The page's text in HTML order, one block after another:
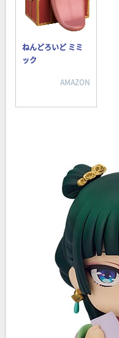
ねんどろいど ミミ
ック
AMAZON